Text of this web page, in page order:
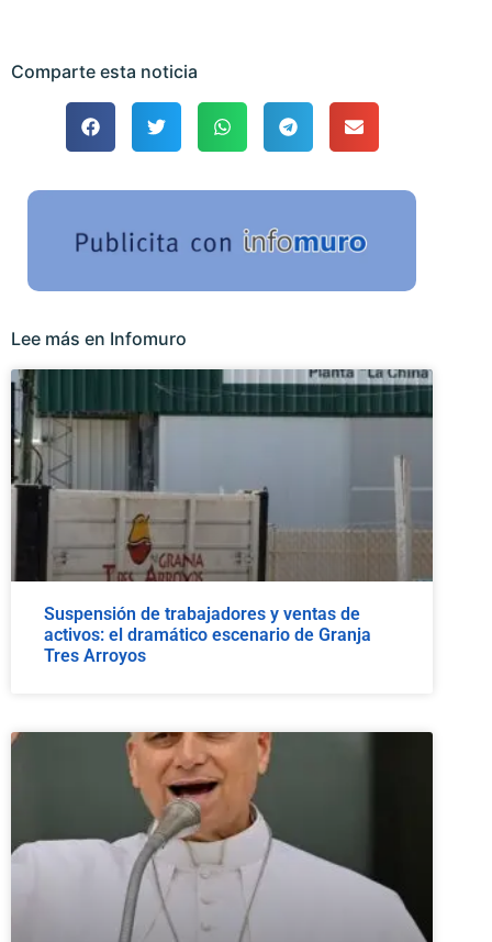
Comparte esta noticia
Lee más en Infomuro
Suspensión de trabajadores y ventas de
activos: el dramático escenario de Granja
Tres Arroyos